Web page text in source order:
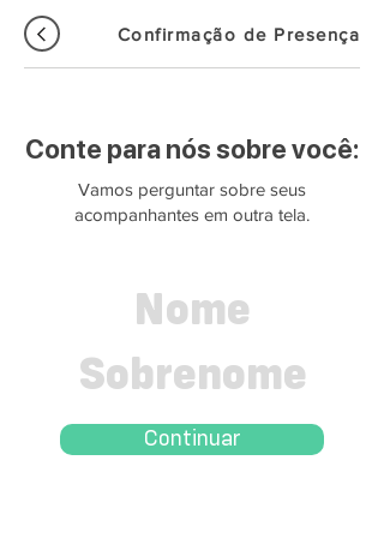
Confirmação de Presença
Conte para nós sobre você:
Vamos perguntar sobre seus
acompanhantes em outra tela.
Continuar